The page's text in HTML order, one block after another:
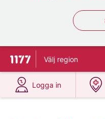
Till startsidan för 1177
Välj region
Logga in
på 1177.se